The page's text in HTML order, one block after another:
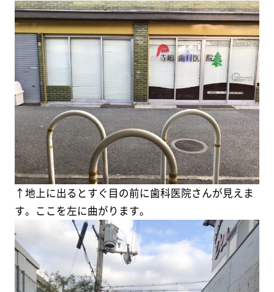
↑地上に出るとすぐ目の前に歯科医院さんが見えま
す。ここを左に曲がります。